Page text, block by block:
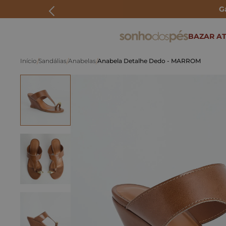
BAZAR
Sandálias Anabelas Anabela Detalhe Dedo - MARROM